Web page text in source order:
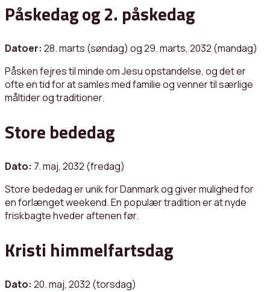
Påskedag og 2. påskedag
Datoer: 28. marts (søndag) og 29. marts, 2032 (mandag)
Påsken fejres til minde om Jesu opstandelse, og det er
ofte en tid for at samles med familie og venner til særlige
måltider og traditioner.
Store bededag
Dato: 7. maj, 2032 (fredag)
Store bededag er unik for Danmark og giver mulighed for
en forlænget weekend. En populær tradition er at nyde
friskbagte hveder aftenen før.
Kristi himmelfartsdag
Dato: 20. maj, 2032 (torsdag)